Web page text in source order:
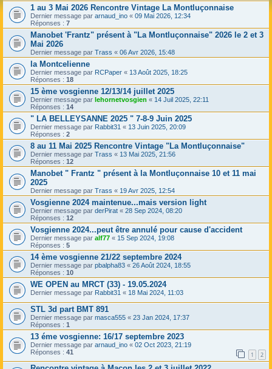
1 au 3 Mai 2026 Rencontre Vintage La Montluçonnaise
Dernier message par arnaud_ino « 09 Mai 2026, 12:34
Réponses : 7
Manobet 'Frantz" présent à "La Montluçonnaise" 2026 le 2 et 3
Mai 2026
Dernier message par Trass « 06 Avr 2026, 15:48
la Montcelienne
Dernier message par RCPaper « 13 Août 2025, 18:25
Réponses : 18
15 ème vosgienne 12/13/14 juillet 2025
Dernier message par lehornetvosgien « 14 Juil 2025, 22:11
Réponses : 14
" LA BELLEYSANNE 2025 " 7-8-9 Juin 2025
Dernier message par Rabbit31 « 13 Juin 2025, 20:09
Réponses : 2
8 au 11 Mai 2025 Rencontre Vintage "La Montluçonnaise"
Dernier message par Trass « 13 Mai 2025, 21:56
Réponses : 12
Manobet " Frantz " présent à la Montluçonnaise 10 et 11 mai
2025
Dernier message par Trass « 19 Avr 2025, 12:54
Vosgienne 2024 maintenue...mais version light
Dernier message par derPirat « 28 Sep 2024, 08:20
Réponses : 12
Vosgienne 2024...peut être annulé pour cause d'accident
Dernier message par alf77 « 15 Sep 2024, 19:08
Réponses : 5
14 ème vosgienne 21/22 septembre 2024
Dernier message par pbalpha83 « 26 Août 2024, 18:55
Réponses : 10
WE OPEN au MRCT (33) - 19.05.2024
Dernier message par Rabbit31 « 18 Mai 2024, 11:03
STL 3d part BMT 891
Dernier message par masca555 « 23 Jan 2024, 17:37
Réponses : 1
13 éme vosgienne: 16/17 septembre 2023
Dernier message par arnaud_ino « 02 Oct 2023, 21:19
Réponses : 41 1 2